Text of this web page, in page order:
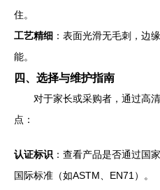
住。
工艺精细 ：表面光滑无毛刺，边
能。
四、选择与维护指南
对于家长或采购者，通过高
点：
认证标识 ：查看产品是否通过国
国际标准（如ASTM、EN71）。